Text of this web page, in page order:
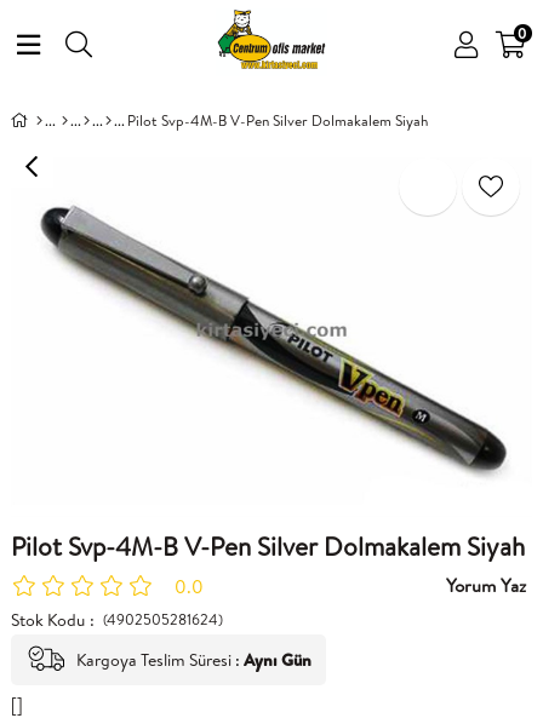
0
Pilot Svp-4M-B V-Pen Silver Dolmakalem Siyah
Pilot Svp-4M-B V-Pen Silver Dolmakalem Siyah
0.0 Yorum Yaz
Stok Kodu (4902505281624)
Kargoya Teslim Süresi : Aynı Gün
[]